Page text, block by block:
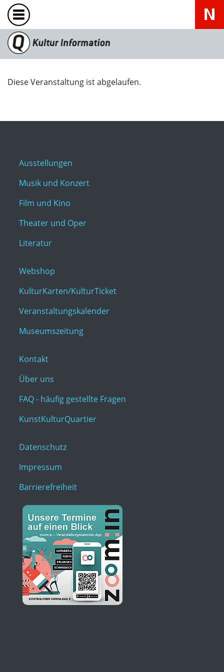
Diese Veranstaltung ist abgelaufen.
Ausstellungen
Musik und Konzert
Film und Kino
Theater und Oper
Literatur
Webshop
KulturKarten/KulturTicket
Veranstaltungskalender
Museumszeitung
Kontakt
Über uns
FAQ - häufig gestellte Fragen
KunstKulturQuartier
Datenschutz
Impressum
Barrierefreiheit